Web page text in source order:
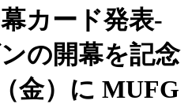
カード発表-
の開幕を記念
金）に MUFG